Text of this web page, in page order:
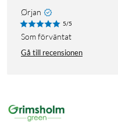
Ørjan
5/5
Som förväntat
Gå till recensionen